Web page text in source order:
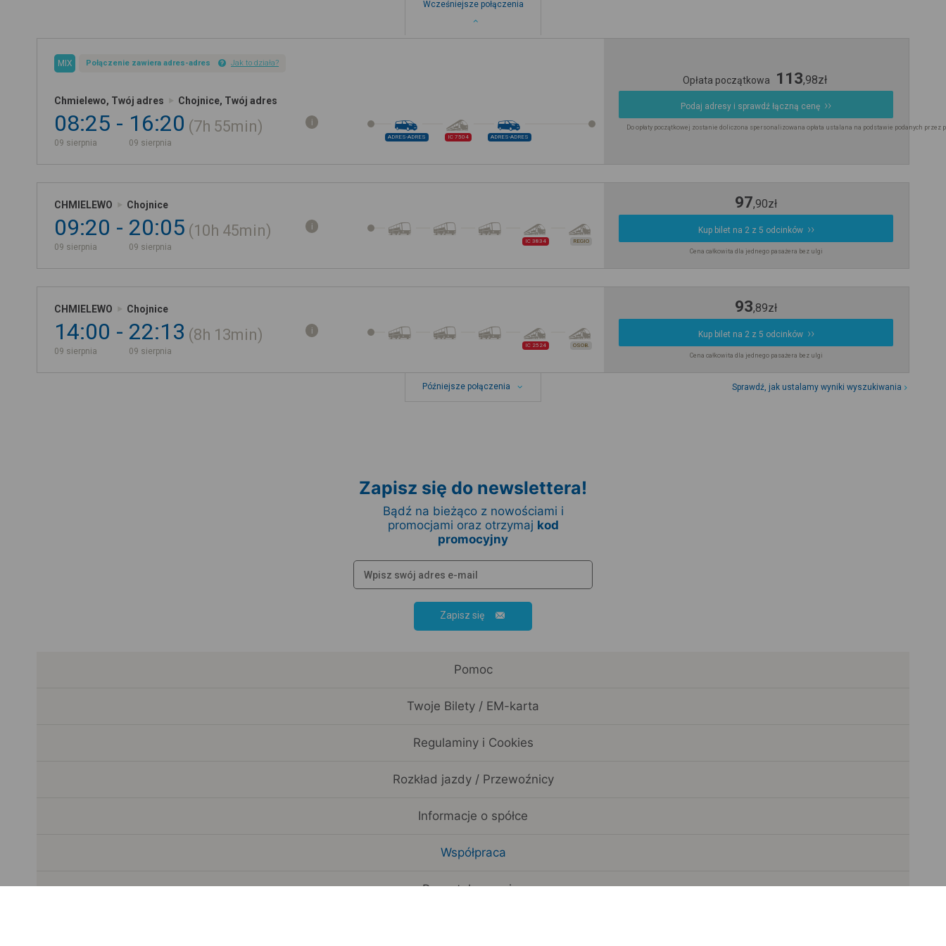
Wcześniejsze połączenia
MIX Połączenie zawiera adres-adres Jak to działa?
Chmielewo, Twój adres Chojnice, Twój adres
08:25
09 sierpnia
16:20
09 sierpnia
7h 55min
ADRES-ADRES IC 7504 ADRES-ADRES
Opłata początkowa 113,98zł
Podaj adresy i sprawdź łączną cenę
Do opłaty początkowej zostanie doliczona spersonalizowana opłata ustalana na podstawie podanych przez
CHMIELEWO Chojnice
09:20
09 sierpnia
20:05
09 sierpnia
10h 45min
IC 3834 REGIO
97,90zł
Kup bilet na 2 z 5 odcinków
Cena całkowita dla jednego pasażera bez ulgi
CHMIELEWO Chojnice
14:00
09 sierpnia
22:13
09 sierpnia
8h 13min
IC 2524 OSOB.
93,89zł
Kup bilet na 2 z 5 odcinków
Cena całkowita dla jednego pasażera bez ulgi
Późniejsze połączenia Sprawdź, jak ustalamy wyniki wyszukiwania
Zapisz się do newslettera!
Bądź na bieżąco z nowościami i
promocjami oraz otrzymaj kod
promocyjny
Zapisz się
Pomoc
Twoje Bilety / EM-karta
Regulaminy i Cookies
Rozkład jazdy / Przewoźnicy
Informacje o spółce
Współpraca
Pozostałe serwisy